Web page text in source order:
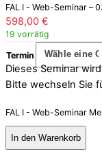
FAL I - Web-Seminar –
598,00 €
19 vorrätig
Termin
Dieses Seminar
Bitte wechseln Sie
FAL I - Web-Seminar
In den Warenkorb